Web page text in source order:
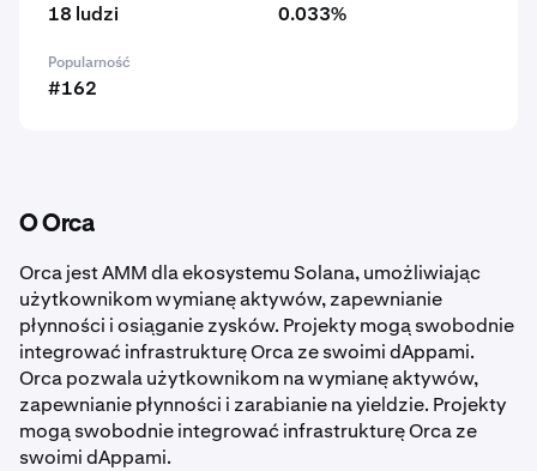
18 ludzi 0.033%
Popularność
#162
O Orca
Orca jest AMM dla ekosystemu Solana, umożliwiając
użytkownikom wymianę aktywów, zapewnianie
płynności i osiąganie zysków. Projekty mogą swobodnie
integrować infrastrukturę Orca ze swoimi dAppami.
Orca pozwala użytkownikom na wymianę aktywów,
zapewnianie płynności i zarabianie na yieldzie. Projekty
mogą swobodnie integrować infrastrukturę Orca ze
swoimi dAppami.